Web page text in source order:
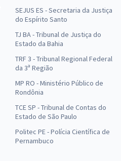
SEJUS ES - Secretaria da Justiça
do Espírito Santo
TJ BA - Tribunal de Justiça do
Estado da Bahia
TRF 3 - Tribunal Regional Federal
da 3ª Região
MP RO - Ministério Público de
Rondônia
TCE SP - Tribunal de Contas do
Estado de São Paulo
Politec PE - Polícia Científica de
Pernambuco